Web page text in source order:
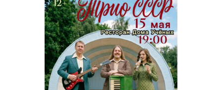
О Доме учёных
Виртуальный тур
Контакты